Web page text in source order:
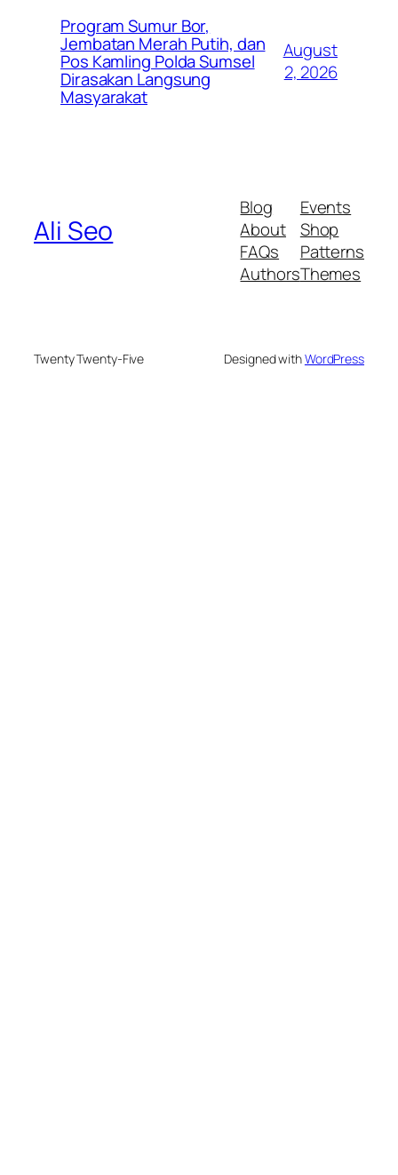
Program Sumur Bor,
Jembatan Merah Putih, dan
Pos Kamling Polda Sumsel
Dirasakan Langsung
Masyarakat
August
2, 2026
Ali Seo
Blog
About
FAQs
Authors
Events
Shop
Patterns
Themes
Twenty Twenty-Five Designed withWordPress